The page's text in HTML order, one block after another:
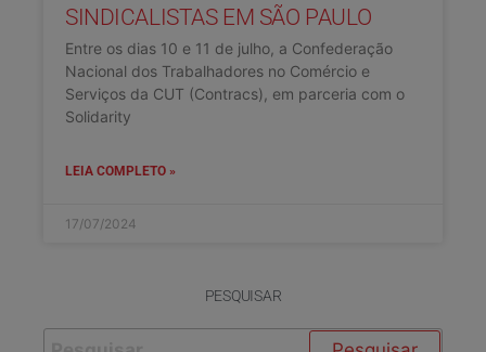
SINDICALISTAS EM SÃO PAULO
Entre os dias 10 e 11 de julho, a Confederação
Nacional dos Trabalhadores no Comércio e
Serviços da CUT (Contracs), em parceria com o
Solidarity
LEIA COMPLETO »
17/07/2024
PESQUISAR